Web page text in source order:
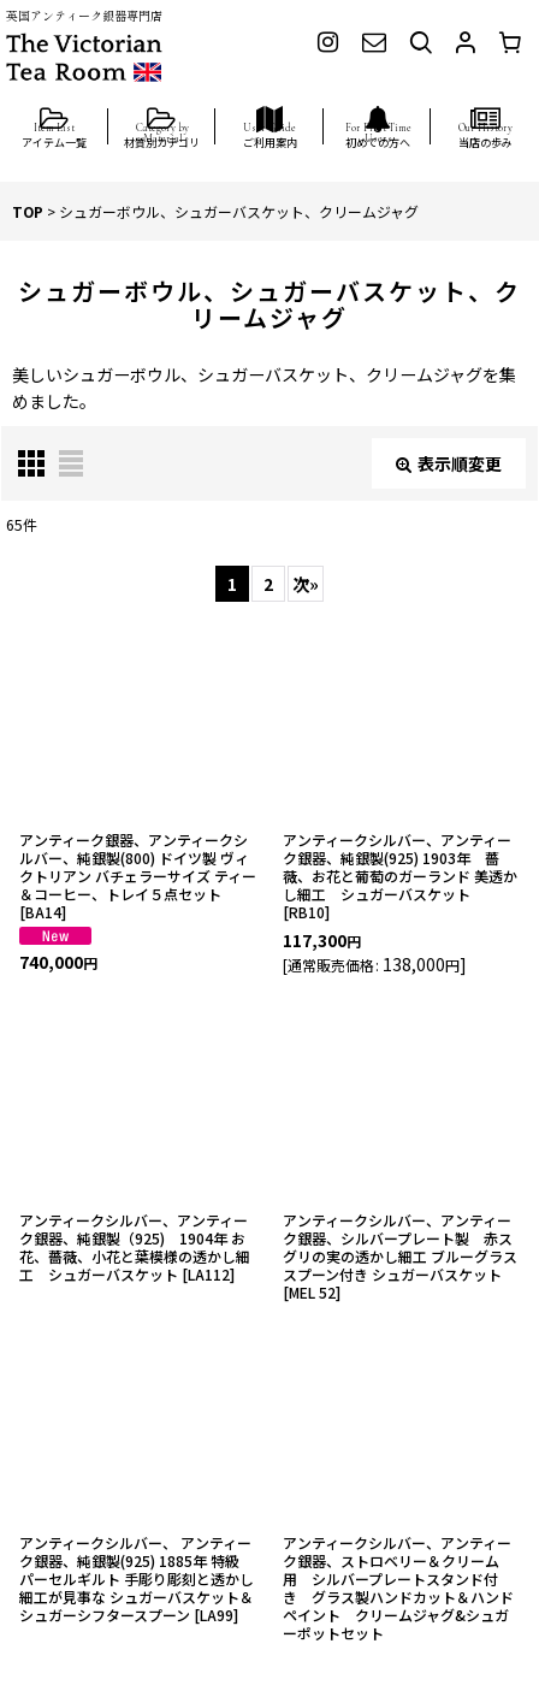
英国アンティーク銀器専門店
アイテム一覧 材質別カテゴリ ご利用案内 初めての方へ 当店の歩み
TOP > シュガーボウル、シュガーバスケット、クリームジャグ
シュガーボウル、シュガーバスケット、ク
リームジャグ
美しいシュガーボウル、シュガーバスケット、クリームジャグを集
めました。
表示順変更
閉じる
65件
1 2 次»
アンティーク銀器、アンティークシ
ルバー、純銀製(800) ドイツ製 ヴィ
クトリアン バチェラーサイズ ティー
＆コーヒー、トレイ５点セット
[BA14]
740,000円
アンティークシルバー、アンティー
ク銀器、純銀製(925) 1903年 薔
薇、お花と葡萄のガーランド 美透か
し細工 シュガーバスケット
[RB10]
117,300円
[通常販売価格: 138,000円]
アンティークシルバー、アンティー
ク銀器、純銀製（925) 1904年 お
花、薔薇、小花と葉模様の透かし細
工 シュガーバスケット [LA112]
アンティークシルバー、アンティー
ク銀器、シルバープレート製 赤ス
グリの実の透かし細工 ブルーグラス
スプーン付き シュガーバスケット
[MEL 52]
アンティークシルバー、 アンティー
ク銀器、純銀製(925) 1885年 特級
パーセルギルト 手彫り彫刻と透かし
細工が見事な シュガーバスケット＆
シュガーシフタースプーン [LA99]
アンティークシルバー、アンティー
ク銀器、ストロベリー＆クリーム
用 シルバープレートスタンド付
き グラス製ハンドカット＆ハンド
ペイント クリームジャグ&シュガ
ーポットセット